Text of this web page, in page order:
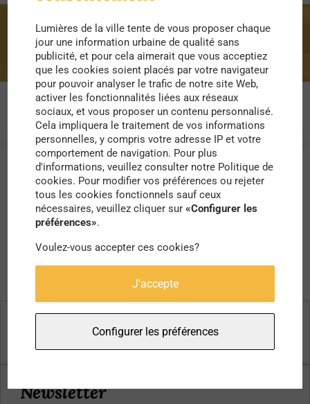
original
Newsletter
Lumières de la ville tente de vous proposer chaque
jour une information urbaine de qualité sans
publicité, et pour cela aimerait que vous acceptiez
que les cookies soient placés par votre navigateur
pour pouvoir analyser le trafic de notre site Web,
activer les fonctionnalités liées aux réseaux
sociaux, et vous proposer un contenu personnalisé.
Cela impliquera le traitement de vos informations
personnelles, y compris votre adresse IP et votre
comportement de navigation. Pour plus
d'informations, veuillez consulter notre Politique de
cookies. Pour modifier vos préférences ou rejeter
tous les cookies fonctionnels sauf ceux
nécessaires, veuillez cliquer sur«Configurer les
préférences».
Voulez-vous accepter ces cookies?
J'accepte
Configurer les préférences